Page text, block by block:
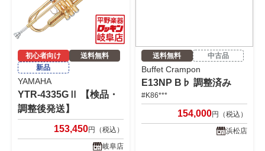
初心者向け
送料無料
新品
YAMAHA
YTR-4335GⅡ 【検品・
調整後発送】
153,450円（税込）
岐阜店
送料無料 中古品
Buffet Crampon
E13NP B♭ 調整済み
#K86***
154,000円（税込）
浜松店